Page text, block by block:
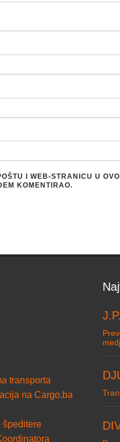
I WEB-STRANICU U
KOMENTIRAO.
transporta
na Cargo.ba
špeditere